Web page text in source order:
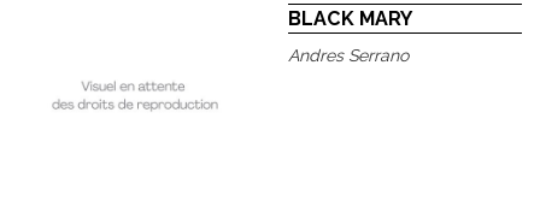
BLACK MARY
Andres Serrano